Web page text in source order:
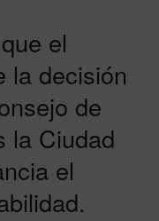
el
la decisión
de
la Ciudad
el